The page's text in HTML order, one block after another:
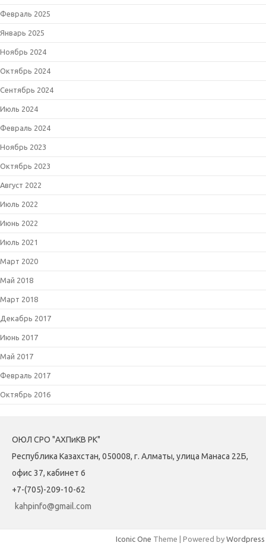
Февраль 2025
Январь 2025
Ноябрь 2024
Октябрь 2024
Сентябрь 2024
Июль 2024
Февраль 2024
Ноябрь 2023
Октябрь 2023
Август 2022
Июль 2022
Июнь 2022
Июль 2021
Март 2020
Май 2018
Март 2018
Декабрь 2017
Июнь 2017
Май 2017
Февраль 2017
Октябрь 2016
ОЮЛ СРО "АХПиКВ РК"
Республика Казахстан, 050008, г. Алматы, улица Манаса 22Б,
офис 37, кабинет 6
+7-(705)-209-10-62
kahpinfo@gmail.com
Iconic One Theme | Powered by Wordpress